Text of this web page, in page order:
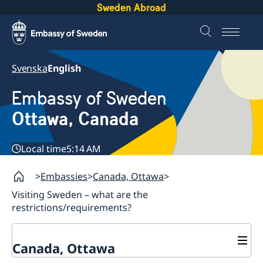
Sweden Abroad
SvenskaEnglish
Embassy of Sweden
Ottawa, Canada
Local time5:14 AM
Embassies Canada, Ottawa
Visiting Sweden – what are the
restrictions/requirements?
Canada, Ottawa